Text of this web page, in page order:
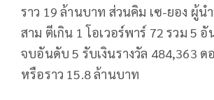
ราว 19 ล้านบาท ส่วนคิม เซ-ยอง ผู้น
สาม ตีเกิน 1 โอเวอร์พาร์ 72 รวม 5
จบอันดับ 5 รับเงินรางวัล 484,363 ด
หรือราว 15.8 ล้านบาท